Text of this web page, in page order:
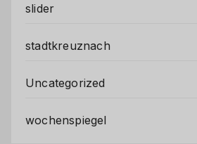
slider
stadtkreuznach
Uncategorized
wochenspiegel